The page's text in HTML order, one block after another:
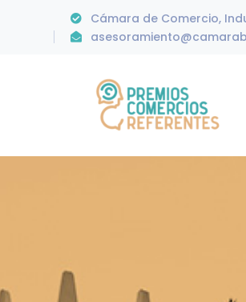
Cámara de Comercio,